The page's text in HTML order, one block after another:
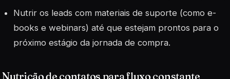
Nutrir os leads com materiais de suporte (como e-
books e webinars) até que estejam prontos para o
próximo estágio da jornada de compra.
Nutrição de contatos para fluxo constante